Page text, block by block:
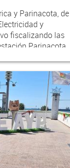
y Parinacota, de
y
fiscalizando las
Parinacota,